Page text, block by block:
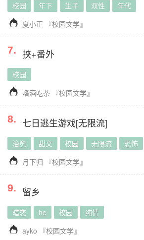
校园 年下 生子 双性 年代
 夏小正 『校园文学』
7. 挟+番外
校园
 嗜酒吃茶 『校园文学』
8. 七日逃生游戏[无限流]
治愈 甜文 校园 无限流 恐怖
 月下归 『校园文学』
9. 留乡
暗恋 he 校园 纯情
 ayko 『校园文学』